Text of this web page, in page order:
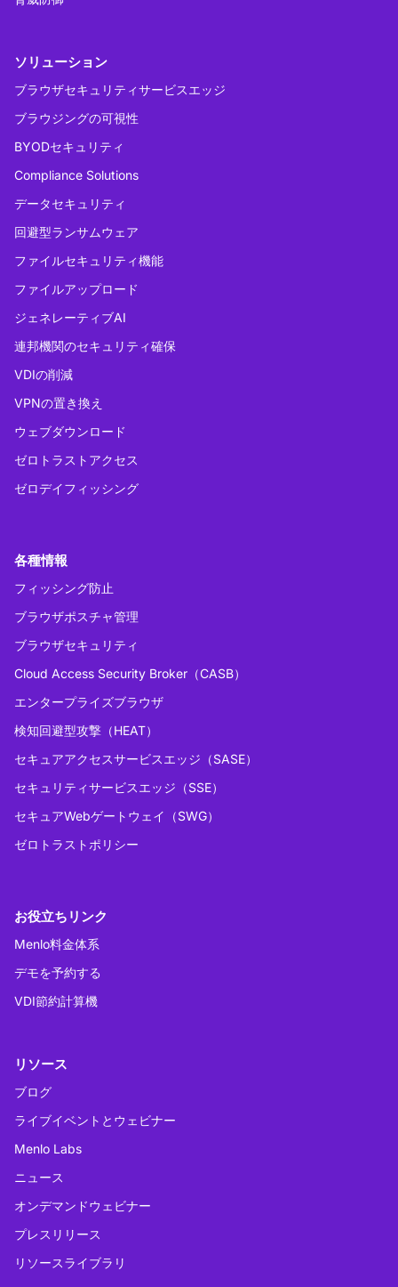
ソリューション
ブラウザセキュリティサービスエッジ
ブラウジングの可視性
BYODセキュリティ
Compliance Solutions
データセキュリティ
回避型ランサムウェア
ファイルセキュリティ機能
ファイルアップロード
ジェネレーティブAI
連邦機関のセキュリティ確保
VDIの削減
VPNの置き換え
ウェブダウンロード
ゼロトラストアクセス
ゼロデイフィッシング
各種情報
フィッシング防止
ブラウザポスチャ管理
ブラウザセキュリティ
Cloud Access Security Broker（CASB）
エンタープライズブラウザ
検知回避型攻撃（HEAT）
セキュアアクセスサービスエッジ（SASE）
セキュリティサービスエッジ（SSE）
セキュアWebゲートウェイ（SWG）
ゼロトラストポリシー
お役立ちリンク
Menlo料金体系
デモを予約する
VDI節約計算機
リソース
ブログ
ライブイベントとウェビナー
Menlo Labs
ニュース
オンデマンドウェビナー
プレスリリース
リソースライブラリ